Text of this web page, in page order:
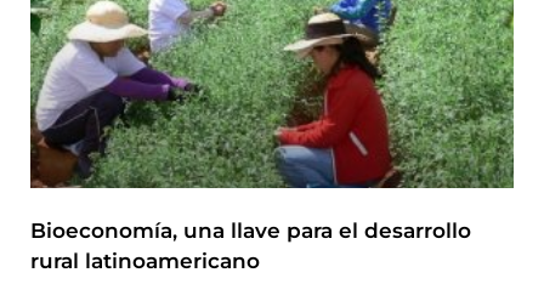
Bioeconomía, una llave para el desarrollo
rural latinoamericano